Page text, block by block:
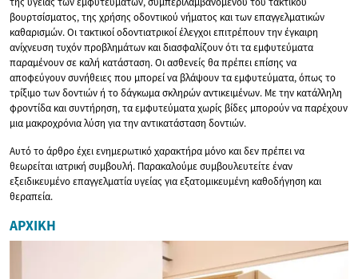
βουρτσίσματος, της χρήσης οδοντικού νήματος και των επαγγελματικών
καθαρισμών. Οι τακτικοί οδοντιατρικοί έλεγχοι επιτρέπουν την έγκαιρη
ανίχνευση τυχόν προβλημάτων και διασφαλίζουν ότι τα εμφυτεύματα
παραμένουν σε καλή κατάσταση. Οι ασθενείς θα πρέπει επίσης να
αποφεύγουν συνήθειες που μπορεί να βλάψουν τα εμφυτεύματα, όπως το
τρίξιμο των δοντιών ή το δάγκωμα σκληρών αντικειμένων. Με την κατάλληλη
φροντίδα και συντήρηση, τα εμφυτεύματα χωρίς βίδες μπορούν να παρέχουν
μια μακροχρόνια λύση για την αντικατάσταση δοντιών.
Αυτό το άρθρο έχει ενημερωτικό χαρακτήρα μόνο και δεν πρέπει να
θεωρείται ιατρική συμβουλή. Παρακαλούμε συμβουλευτείτε έναν
εξειδικευμένο επαγγελματία υγείας για εξατομικευμένη καθοδήγηση και
θεραπεία.
ΑΡΧΙΚΉ